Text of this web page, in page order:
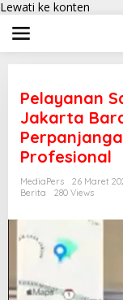
Lewati ke konten
Pelayanan
Jakarta
Profesional
MediaPers
26 Maret
Berita
280 Views